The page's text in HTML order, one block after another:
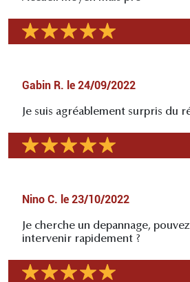
Gabin R. le 24/09/2022
Je suis agréablement surpris du
Nino C. le 23/10/2022
Je cherche un depannage,
intervenir rapidement ?